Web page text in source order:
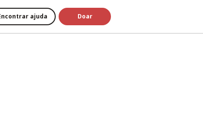
ajuda Doar